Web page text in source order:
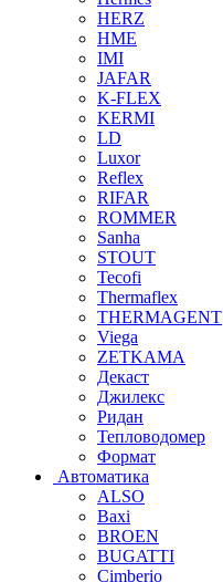
HERZ
HME
IMI
JAFAR
K-FLEX
KERMI
LD
Luxor
Reflex
RIFAR
ROMMER
Sanha
STOUT
Tecofi
Thermaflex
THERMAGENT
Viega
ZETKAMA
Декаст
Джилекс
Ридан
Тепловодомер
Формат
Автоматика
ALSO
Baxi
BROEN
BUGATTI
Cimberio